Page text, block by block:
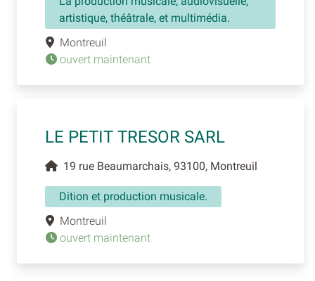
artistique, théâtrale, et multimédia.
Montreuil
ouvert maintenant
LE PETIT TRESOR SARL
19 rue Beaumarchais, 93100, Montreuil
Dition et production musicale.
Montreuil
ouvert maintenant